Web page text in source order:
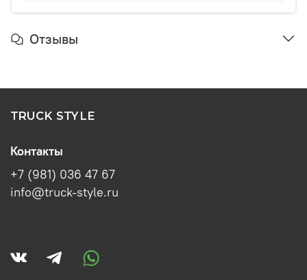
Отзывы
TRUCK STYLE
Контакты
+7 (981) 036 47 67
info@truck-style.ru